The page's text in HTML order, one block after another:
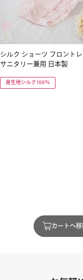
シルク ショーツ フロント
サニタリー兼用 日本製
身生地シルク100％
カートへ移